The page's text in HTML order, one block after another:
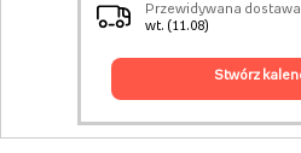
Przewidywana
wt. (11.08)
stwórz